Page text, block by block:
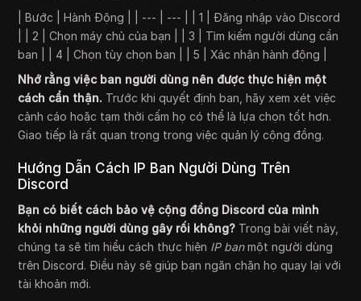
| Bước | Hành Động | | --- | --- | | 1 | Đăng nhập vào Discord
| | 2 | Chọn máy chủ của bạn | | 3 | Tìm kiếm người dùng cần
ban | | 4 | Chọn tùy chọn ban | | 5 | Xác nhận hành động |
Nhớ rằng việc ban người dùng nên được thực hiện một
cách cẩn thận. Trước khi quyết định ban, hãy xem xét việc
cảnh cáo hoặc tạm thời cấm họ có thể là lựa chọn tốt hơn.
Giao tiếp là rất quan trọng trong việc quản lý cộng đồng.
Hướng Dẫn Cách IP Ban Người Dùng Trên
Discord
Bạn có biết cách bảo vệ cộng đồng Discord của mình
khỏi những người dùng gây rối không? Trong bài viết này,
chúng ta sẽ tìm hiểu cách thực hiện IP banmột người dùng
trên Discord. Điều này sẽ giúp bạn ngăn chặn họ quay lại với
tài khoản mới.